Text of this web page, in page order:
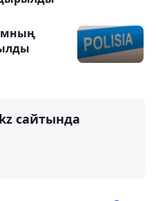
сайтында